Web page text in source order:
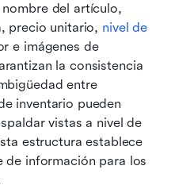
del artículo,
precio unitario, nivel de
e imágenes de
la consistencia
entre
inventario pueden
vistas a nivel de
estructura establece
de información para los